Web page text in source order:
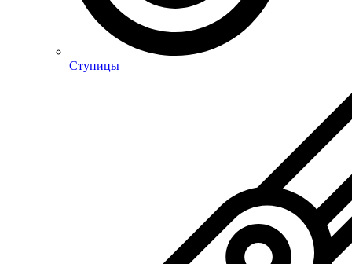
Ступицы